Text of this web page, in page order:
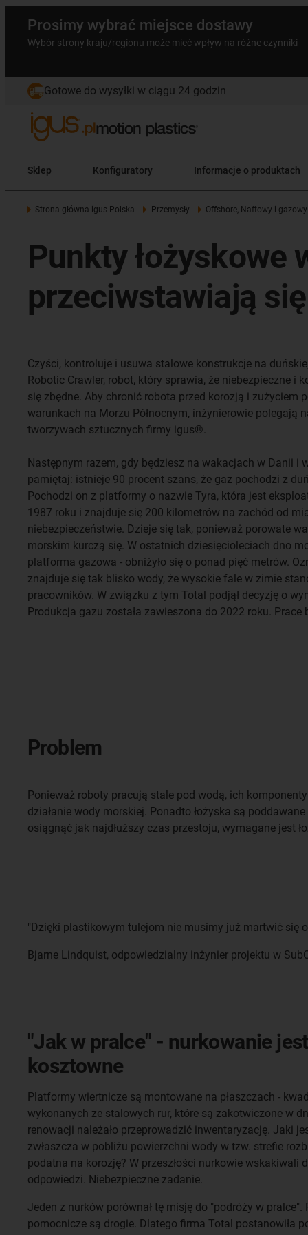
Prosimy wybrać miejsce dostawy
Wybór strony kraju/regionu może mieć wpływ na różne czynniki
Gotowe do wysyłki w ciągu 24 godzin
Sklep Konfiguratory Informacje o produktach
Strona główna igus Polska Przemysły Offshore, Naftowy i gazowy
Punkty łożyskowe
przeciwstawiają
Czyści, kontroluje i usuwa stalowe konstrukcje na
Robotic Crawler, robot, który sprawia, że niebezpieczne i
się zbędne. Aby chronić robota przed korozją i zużyciem
warunkach na Morzu Północnym, inżynierowie polegają
tworzywach sztucznych firmy igus®.
Następnym razem, gdy będziesz na wakacjach w Danii i
pamiętaj: istnieje 90 procent szans, że gaz pochodzi z
Pochodzi on z platformy o nazwie Tyra, która jest
1987 roku i znajduje się 200 kilometrów na zachód od
niebezpieczeństwie. Dzieje się tak, ponieważ porowate
morskim kurczą się. W ostatnich dziesięcioleciach dno
platforma gazowa - obniżyło się o ponad pięć metrów.
znajduje się tak blisko wody, że wysokie fale w zimie
pracowników. W związku z tym Total podjął decyzję o
Produkcja gazu została zawieszona do 2022 roku.
Problem
Ponieważ roboty pracują stale pod wodą, ich
działanie wody morskiej. Ponadto łożyska są
osiągnąć jak najdłuższy czas przestoju, wymagane jest
"Dzięki plastikowym tulejom nie musimy już martwić się
Bjarne Lindquist, odpowiedzialny inżynier projektu w
"Jak w pralce" - nurkowanie
kosztowne
Platformy wiertnicze są montowane na płaszczach -
wykonanych ze stalowych rur, które są zakotwiczone w
renowacji należało przeprowadzić inwentaryzację. Jaki
zwłaszcza w pobliżu powierzchni wody w tzw. strefie
podatna na korozję? W przeszłości nurkowie wskakiwali
odpowiedzi. Niebezpieczne zadanie.
Jeden z nurków porównał tę misję do "podróży w pralce".
pomocnicze są drogie. Dlatego firma Total postanowiła